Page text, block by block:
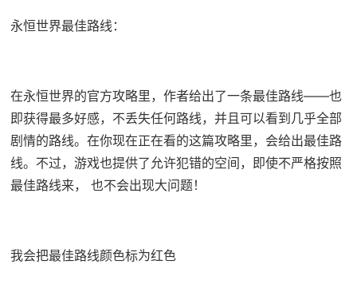
永恒世界最佳路线：
在永恒世界的官方攻略里，作者给出了一条最佳路线——也
即获得最多好感，不丢失任何路线，并且可以看到几乎全部
剧情的路线。在你现在正在看的这篇攻略里，会给出最佳路
线。不过，游戏也提供了允许犯错的空间，即使不严格按照
最佳路线来， 也不会出现大问题！
我会把最佳路线颜色标为红色